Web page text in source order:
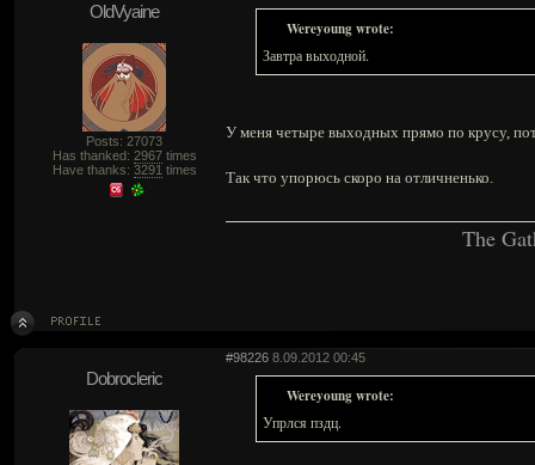
OldVyaine
Posts: 27073
Has thanked: 2967times
Have thanks: 3291 times
Wereyoung wrote:
Завтра выходной.
У меня четыре выходных прямо по крусу,
Так что упорюсь скоро на отличненько.
The
#98226 8.09.2012 00:45
Dobrocleric
Wereyoung wrote:
Упрлся пздц.